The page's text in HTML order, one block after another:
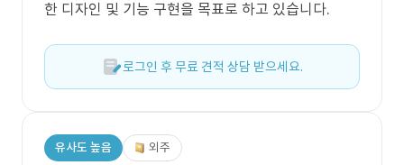
한 디자인 및 기능 구현을 목표로 하고 있습니다.
로그인 후 무료 견적 상담 받으세요.
유사도 높음 외주